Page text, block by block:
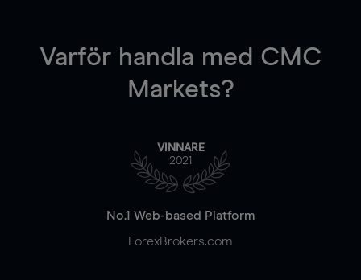
Varför handla med CMC
Markets?
VINNARE
2021
No.1 Web-based Platform
ForexBrokers.com